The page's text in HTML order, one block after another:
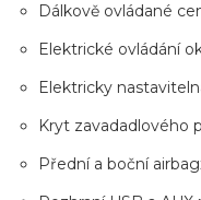
Dálkově ovládané
Elektrické ovládání
Elektricky
Kryt zavadadlového
Přední a boční